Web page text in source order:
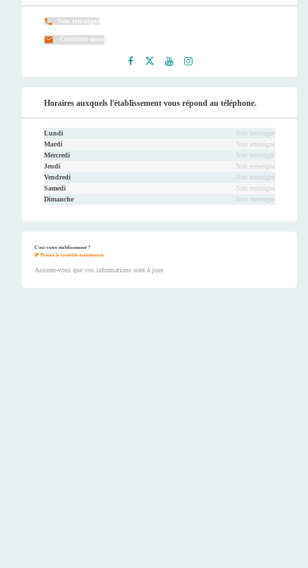
Non renseigné
Contactez-nous
ook
er
be
ram
Horaires auxquels l'établissement vous répond au téléphone.
Lundi
Non renseigné
Mardi
Non renseigné
Mercredi
Non renseigné
Jeudi
Non renseigné
Vendredi
Non renseigné
Samedi
Non renseigné
Dimanche
Non renseigné
C'est votre établissement ?
Prenez le contrôle maintenant.
Assurez-vous que vos informations sont à jour.